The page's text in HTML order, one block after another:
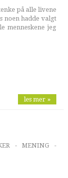
på alle livene
noen hadde valgt
menneskene jeg
les mer »
- MENING -